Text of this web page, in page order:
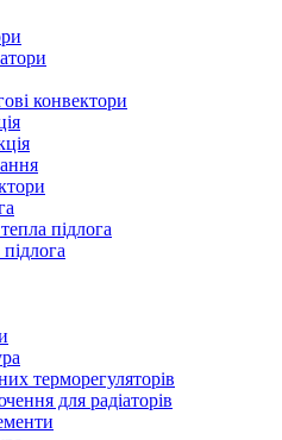
конвектори
підлога
терморегуляторів
для радіаторів